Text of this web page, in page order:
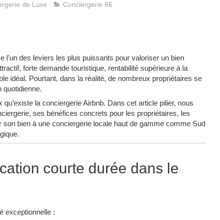
de Luxe Conciergerie 66
l’un des leviers les plus puissants pour valoriser un bien
forte demande touristique, rentabilité supérieure à la
idéal. Pourtant, dans la réalité, de nombreux propriétaires se
quotidienne.
la conciergerie Airbnb. Dans cet article pilier, nous
ses bénéfices concrets pour les propriétaires, les
bien à une conciergerie locale haut de gamme comme Sud
courte durée dans le
exceptionnelle :